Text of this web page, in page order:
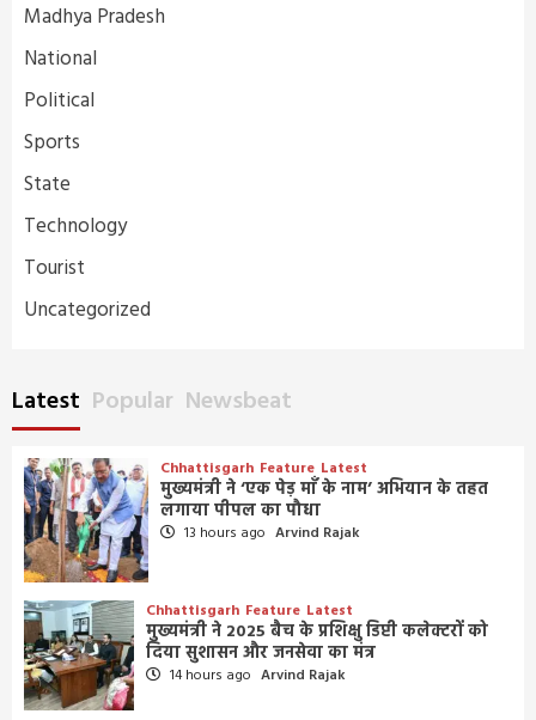
Madhya Pradesh
National
Political
Sports
State
Technology
Tourist
Uncategorized
Latest Popular Newsbeat
Chhattisgarh Feature Latest
मुख्यमंत्री ने ‘एक पेड़ माँ के नाम’ अभियान के तहत
लगाया पीपल का पौधा
13 hours ago Arvind Rajak
Chhattisgarh Feature Latest
मुख्यमंत्री ने 2025 बैच के प्रशिक्षु डिप्टी कलेक्टरों को
दिया सुशासन और जनसेवा का मंत्र
14 hours ago Arvind Rajak